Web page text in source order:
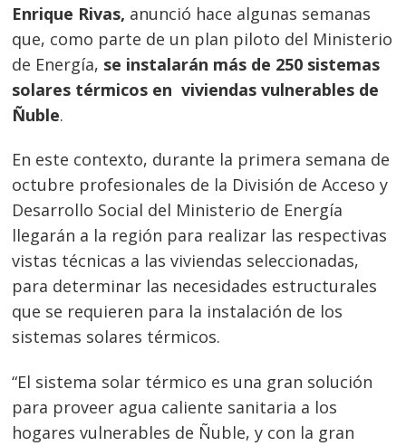
Enrique Rivas, anunció hace algunas semanas
que, como parte de un plan piloto del Ministerio
de Energía, se instalarán más de 250 sistemas
solares térmicos en viviendas vulnerables de
Ñuble.
En este contexto, durante la primera semana de
octubre profesionales de la División de Acceso y
Desarrollo Social del Ministerio de Energía
llegarán a la región para realizar las respectivas
vistas técnicas a las viviendas seleccionadas,
para determinar las necesidades estructurales
que se requieren para la instalación de los
sistemas solares térmicos.
“El sistema solar térmico es una gran solución
para proveer agua caliente sanitaria a los
hogares vulnerables de Ñuble, y con la gran